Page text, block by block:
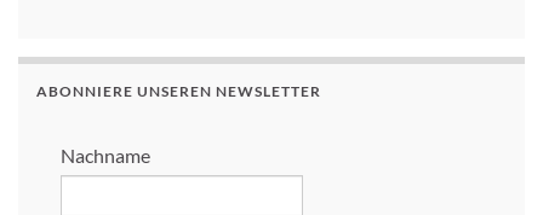
ABONNIERE UNSEREN NEWSLETTER
Nachname